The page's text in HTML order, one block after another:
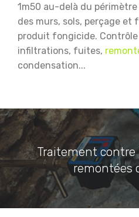
1m50 au-delà du
des murs, sols, perçage et
produit fongicide.
infiltrations, fuites,
condensation...
Traitement
remontées